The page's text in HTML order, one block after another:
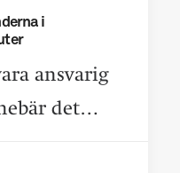
i
ansvarig
det…